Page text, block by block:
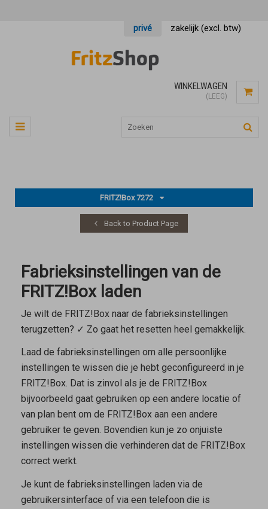
privé zakelijk (excl. btw)
WINKELWAGEN
(LEEG)
FRITZ!Box 7272
Back to Product Page
Fabrieksinstellingen van de
FRITZ!Box laden
Je wilt de FRITZ!Box naar de fabrieksinstellingen
terugzetten? ✓ Zo gaat het resetten heel gemakkelijk.
Laad de fabrieksinstellingen om alle persoonlijke
instellingen te wissen die je hebt geconfigureerd in je
FRITZ!Box. Dat is zinvol als je de FRITZ!Box
bijvoorbeeld gaat gebruiken op een andere locatie of
van plan bent om de FRITZ!Box aan een andere
gebruiker te geven. Bovendien kun je zo onjuiste
instellingen wissen die verhinderen dat de FRITZ!Box
correct werkt.
Je kunt de fabrieksinstellingen laden via de
gebruikersinterface of via een telefoon die is